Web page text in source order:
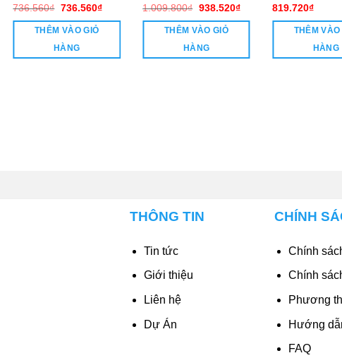
736.560₫ Giá
là:
736.560₫.
736.560₫Giá
THÊM VÀO GIỎ
HÀNG
1.009.800₫ Giá
là:
1.009.800₫.
938.520₫Giá
THÊM VÀO GIỎ
HÀNG
819.720₫
THÊM VÀO
HÀNG
THÔNG TIN
Tin tức
Giới thiệu
Liên hệ
Dự Án
CHÍNH
Chính
Chính
Phương
Hướng
FAQ